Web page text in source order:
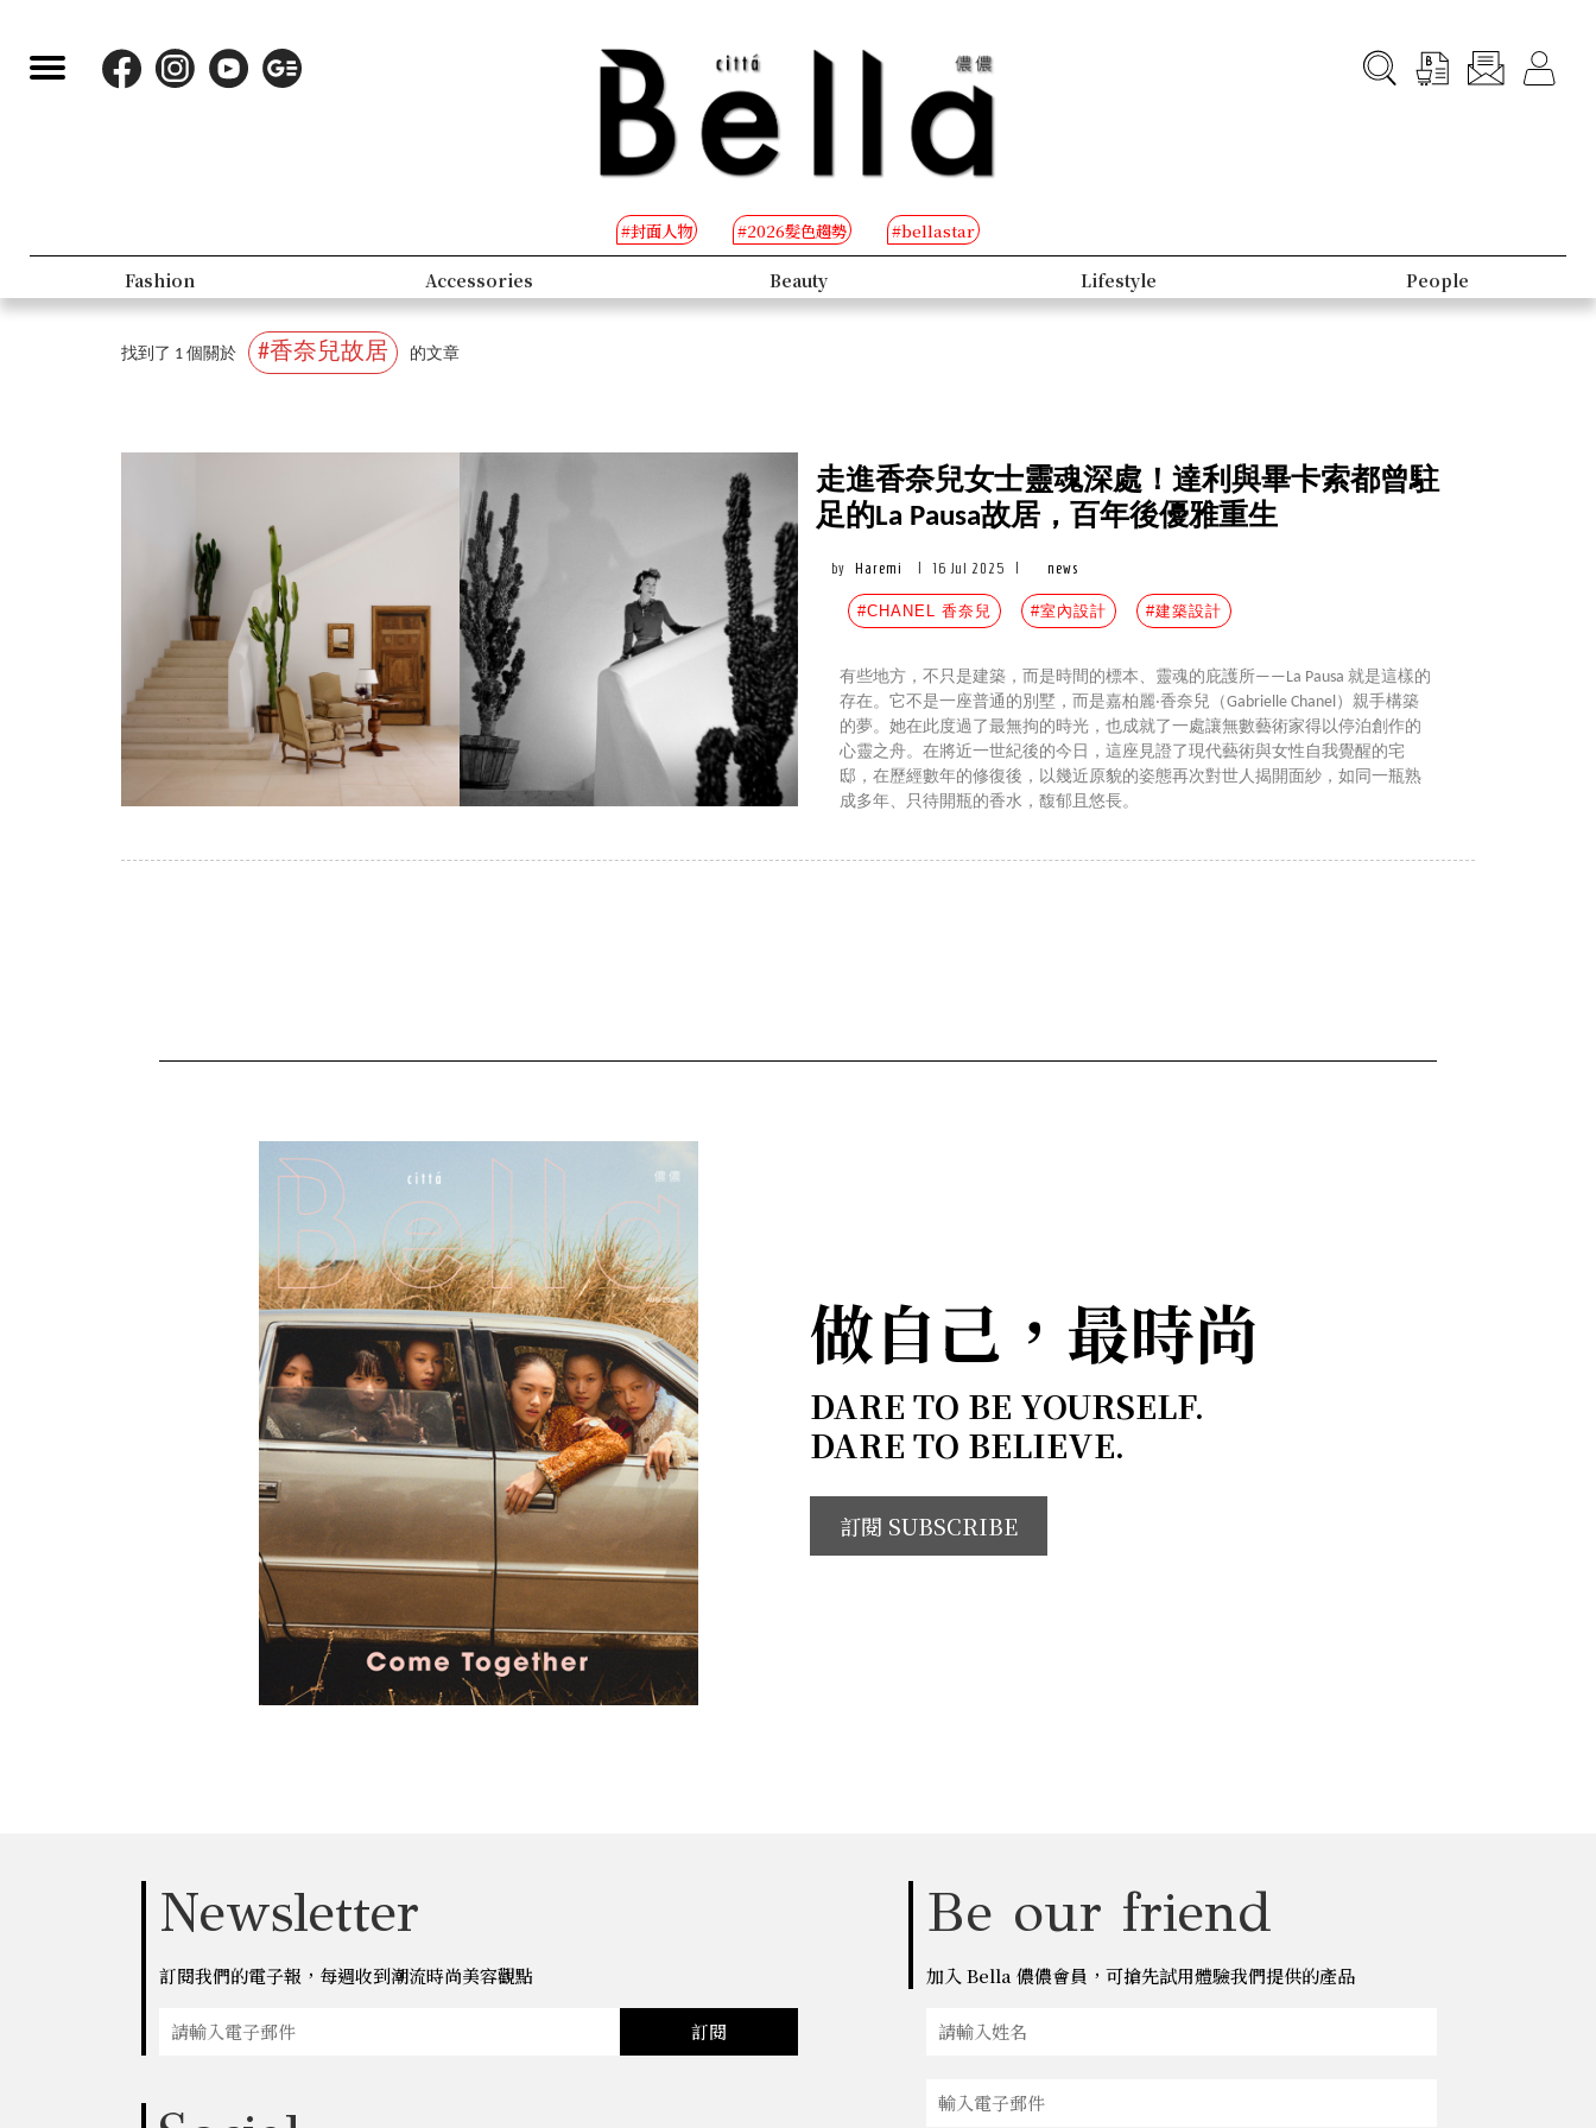
#封面人物 #2026髮色趨勢 #bellastar
Fashion Accessories Beauty Lifestyle People
找到了 1 個關於 #香奈兒故居 的文章
走進香奈兒女士靈魂深處！達利與畢卡索都曾駐
足的La Pausa故居，百年後優雅重生
by Haremi 16 Jul 2025 news
#CHANEL 香奈兒 #室內設計 #建築設計
有些地方，不只是建築，而是時間的標本、靈魂的庇護所——La Pausa 就是這樣的
存在。它不是一座普通的別墅，而是嘉柏麗‧香奈兒（Gabrielle Chanel）親手構築
的夢。她在此度過了最無拘的時光，也成就了一處讓無數藝術家得以停泊創作的
心靈之舟。在將近一世紀後的今日，這座見證了現代藝術與女性自我覺醒的宅
邸，在歷經數年的修復後，以幾近原貌的姿態再次對世人揭開面紗，如同一瓶熟
成多年、只待開瓶的香水，馥郁且悠長。
做自己，最時尚
DARE TO BE YOURSELF.
DARE TO BELIEVE.
訂閱 SUBSCRIBE
Newsletter
訂閱我們的電子報，每週收到潮流時尚美容觀點
訂閱
Be our friend
加入 Bella 儂儂會員，可搶先試用體驗我們提供的產品